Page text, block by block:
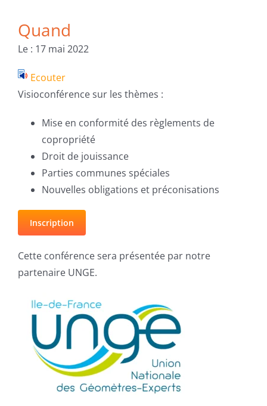
Quand
Le : 17 mai 2022
Ecouter
Visioconférence sur les thèmes :
Mise en conformité des règlements de
copropriété
Droit de jouissance
Parties communes spéciales
Nouvelles obligations et préconisations
Inscription
Cette conférence sera présentée par notre
partenaire UNGE.